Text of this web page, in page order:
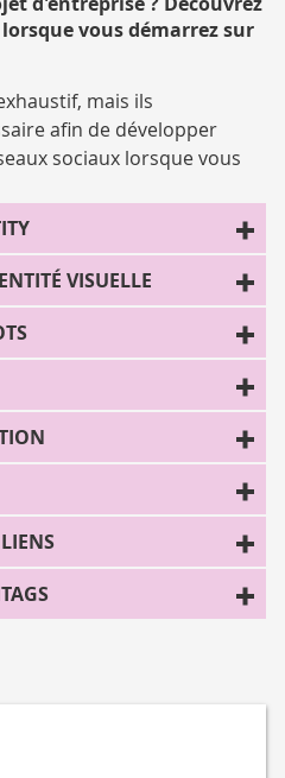
vous démarrez sur
mais ils
afin de développer
sociaux lorsque vous
VISUELLE